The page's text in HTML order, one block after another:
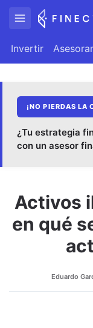
Invertir
¡NO PIERDAS LA
¿Tu estrategia
con un asesor
Activos
en qué
Eduardo